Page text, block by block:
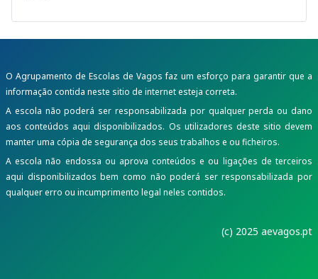
O Agrupamento de Escolas de Vagos faz um esforço para garantir que a
informação contida neste sitio de internet esteja correta.
A escola não poderá ser responsabilizada por qualquer perda ou dano
aos conteúdos aqui disponibilizados. Os utilizadores deste sitio devem
manter uma cópia de segurança dos seus trabalhos e ou ficheiros.
A escola não endossa ou aprova conteúdos e ou ligações de terceiros
aqui disponibilizados bem como não poderá ser responsabilizada por
qualquer erro ou incumprimento legal neles contidos.
(c) 2025 aevagos.pt